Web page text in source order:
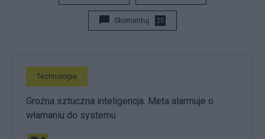
Skomentuj 25
Technologie
Groźna sztuczna inteligencja. Meta alarmuje o
włamaniu do systemu